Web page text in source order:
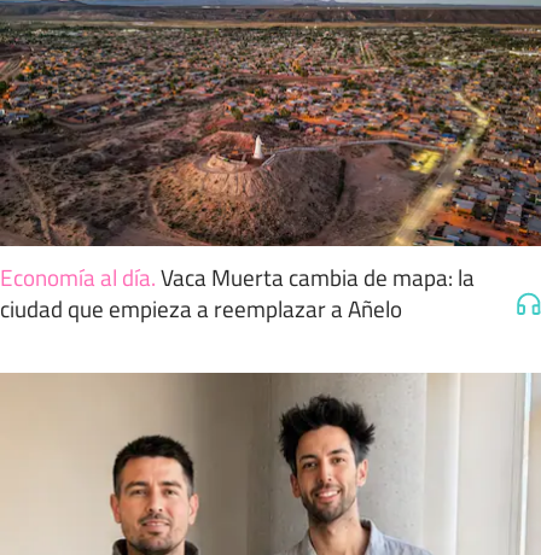
Economía al día.Vaca Muerta cambia de mapa: la
ciudad que empieza a reemplazar a Añelo